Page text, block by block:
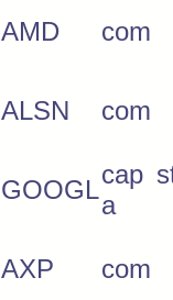
AMD com
ALSN com
GOOGL
cap
a
AXP com